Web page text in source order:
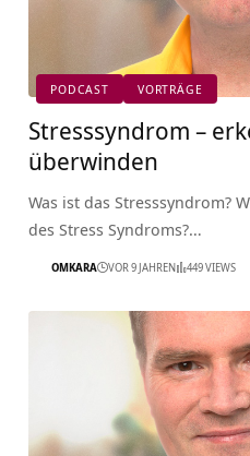
PODCAST VORTRÄGE
Stresssyndrom –
überwinden
Was ist das Stresssyndrom?
des Stress Syndroms?…
OMKARA VOR 9 JAHREN 449 VIEWS